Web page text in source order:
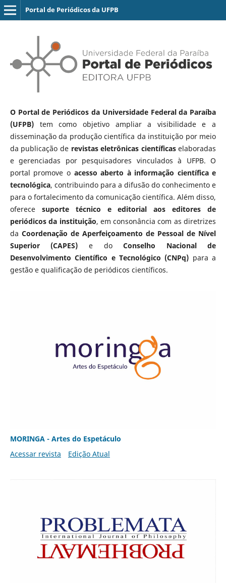
Portal de Periódicos da UFPB
O Portal de Periódicos da Universidade Federal da Paraíba
(UFPB)tem como objetivo ampliar a visibilidade e a
disseminação da produção científica da instituição por meio
da publicação de revistas eletrônicas científicaselaboradas
e gerenciadas por pesquisadores vinculados à UFPB. O
portal promove o acesso aberto à informação científica e
tecnológica, contribuindo para a difusão do conhecimento e
para o fortalecimento da comunicação científica. Além disso,
oferece suporte técnico e editorial aos editores de
periódicos da instituição, em consonância com as diretrizes
da Coordenação de Aperfeiçoamento de Pessoal de Nível
Superior (CAPES) e doConselho Nacional de
Desenvolvimento Científico e Tecnológico (CNPq) para a
gestão e qualificação de periódicos científicos.
MORINGA - Artes do Espetáculo
Acessar revista
Edição Atual